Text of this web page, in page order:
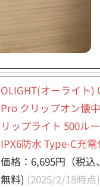
OLIGHT(オーライト)
Pro クリップオン懐
リップライト 500ル
IPX6防水 Type-C充
価格：6,695円（税込
無料) (2025/2/18時点)